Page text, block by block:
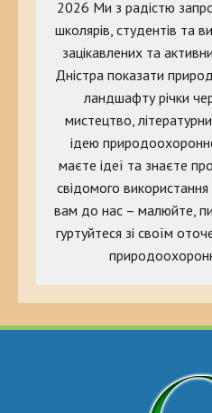
2026 Ми з радістю
школярів, студентів та
зацікавлених та
Дністра показати
ландшафту річки
мистецтво,
ідею
маєте ідеї та знаєте
свідомого використання
вам до нас – малюйте,
гуртуйтеся зі своїм